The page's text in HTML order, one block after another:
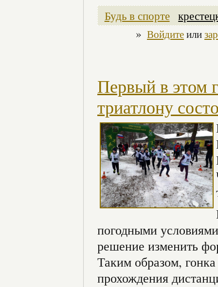
Будь в спорте
» Войдитеили
Первый в этом
триатлону
погодными
решение изменить
Таким образом, гонка
прохождения